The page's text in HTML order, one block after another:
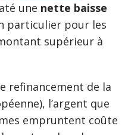
une nette baisse
particulier pour les
supérieur à
refinancement de la
l’argent que
empruntent coûte